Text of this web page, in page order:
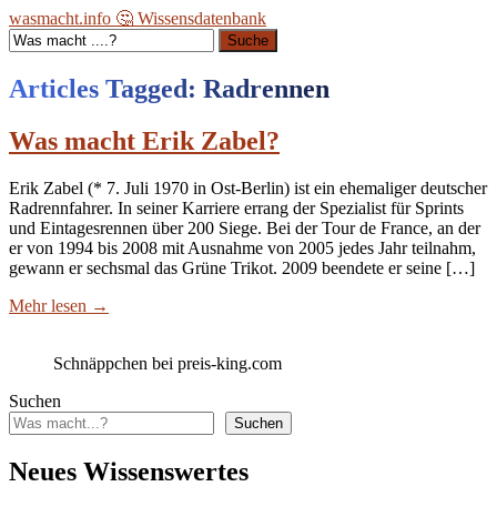
wasmacht.info 🤔 Wissensdatenbank
Suche
Articles Tagged: Radrennen
Was macht Erik Zabel?
Erik Zabel (* 7. Juli 1970 in Ost-Berlin) ist ein ehemaliger deutscher
Radrennfahrer. In seiner Karriere errang der Spezialist für Sprints
und Eintagesrennen über 200 Siege. Bei der Tour de France, an der
er von 1994 bis 2008 mit Ausnahme von 2005 jedes Jahr teilnahm,
gewann er sechsmal das Grüne Trikot. 2009 beendete er seine […]
Mehr lesen →
Schnäppchen bei preis-king.com
Suchen
Suchen
Neues Wissenswertes